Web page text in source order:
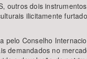
outros dois
ilicitamente
pelo Conselho
demandados no